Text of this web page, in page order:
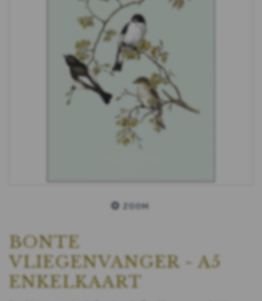
ZOOM
BONTE
VLIEGENVANGER - A5
ENKELKAART